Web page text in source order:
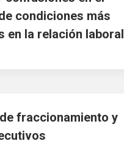
condiciones más
en la relación laboral
fraccionamiento y